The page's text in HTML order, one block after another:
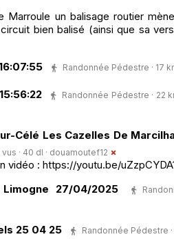
Marroule un balisage routier
bien balisé (ainsi que sa
Randonnée Pédestre · 17
Randonnée Pédestre · 22
Célé Les Cazelles De
· 40 dl · douamoutef12
vidéo : https://youtu.be/
Limogne 27/04/2025
25 04 25 Randonnée Pédestre ·